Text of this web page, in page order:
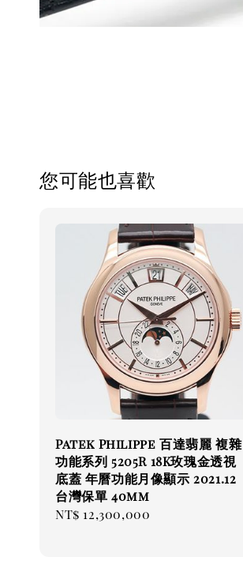
您可能也喜歡
Patek Philippe 百達翡麗 複雜
功能系列 5205R 18K玫瑰金透視
底蓋 年曆功能月像顯示 2021.12
台灣保單 40mm
Regular
NT$ 12,300,000